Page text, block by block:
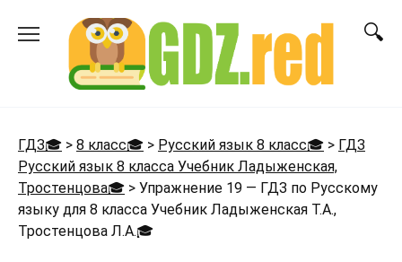
ГДЗ🎓 > 8 класс🎓 > Русский язык 8 класс🎓 > ГДЗ
Русский язык 8 класса Учебник Ладыженская,
Тростенцова🎓 > Упражнение 19 — ГДЗ по Русскому
языку для 8 класса Учебник Ладыженская Т.А.,
Тростенцова Л.А.🎓